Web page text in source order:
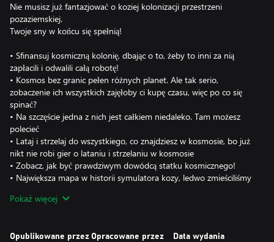
Nie musisz już fantazjować o koziej kolonizacji przestrzeni
pozaziemskiej.
Twoje sny w końcu się spełnią!
• Sfinansuj kosmiczną kolonię, dbając o to, żeby to inni za nią
zapłacili i odwalili całą robotę!
• Kosmos bez granic pełen różnych planet. Ale tak serio,
zobaczenie ich wszystkich zajęłoby ci kupę czasu, więc po co się
spinać?
• Na szczęście jedna z nich jest całkiem niedaleko. Tam możesz
polecieć
• Lataj i strzelaj do wszystkiego, co znajdziesz w kosmosie, bo już
nikt nie robi gier o lataniu i strzelaniu w kosmosie
• Zobacz, jak być prawdziwym dowódcą statku kosmicznego!
• Największa mapa w historii symulatora kozy, ledwo zmieściliśmy
Pokaż więcej
Opublikowane przez Opracowane przez Data wydania